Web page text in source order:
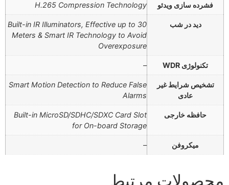
فشرده سازی ویدئو H.265 Compression Technology
دید در شب
Built-in IR Illuminators, Effective up to 30
Meters & Smart IR Technology to Avoid
Overexposure
تکنولوژی WDR –
تشخیص شرایط غیر
عادی
Smart Motion Detection to Reduce False
Alarms
حافظه خارجی
Built-in MicroSD/SDHC/SDXC Card Slot
for On-board Storage
میکروفن –
محصولات مرتبط